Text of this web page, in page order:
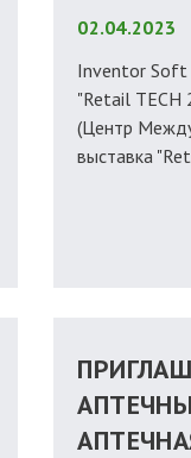
02.04.2023
Inventor Soft
"Retail TECH
(Центр
выставка